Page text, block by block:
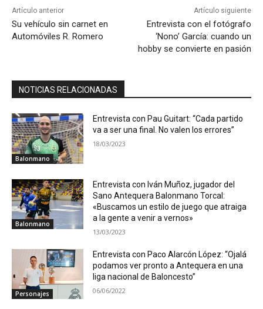
Artículo anterior
Su vehículo sin carnet en
Automóviles R. Romero
Artículo siguiente
Entrevista con el fotógrafo
‘Nono’ García: cuando un
hobby se convierte en pasión
NOTICIAS RELACIONADAS
Balonmano
Entrevista con Pau Guitart: “Cada partido
va a ser una final. No valen los errores”
18/03/2023
Balonmano
Entrevista con Iván Muñoz, jugador del
Sano Antequera Balonmano Torcal:
«Buscamos un estilo de juego que atraiga
a la gente a venir a vernos»
13/03/2023
Personajes
Entrevista con Paco Alarcón López: “Ojalá
podamos ver pronto a Antequera en una
liga nacional de Baloncesto”
06/06/2022